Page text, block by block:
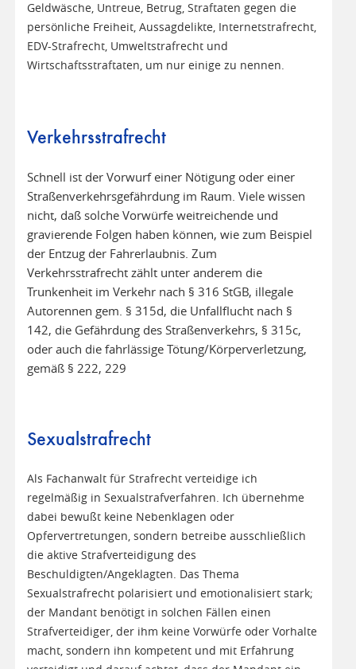
Geldwäsche, Untreue, Betrug, Straftaten gegen die
persönliche Freiheit, Aussagdelikte, Internetstrafrecht,
EDV-Strafrecht, Umweltstrafrecht und
Wirtschaftsstraftaten, um nur einige zu nennen.
Verkehrsstrafrecht
Schnell ist der Vorwurf einer Nötigung oder einer
Straßenverkehrsgefährdung im Raum. Viele wissen
nicht, daß solche Vorwürfe weitreichende und
gravierende Folgen haben können, wie zum Beispiel
der Entzug der Fahrerlaubnis. Zum
Verkehrsstrafrecht zählt unter anderem die
Trunkenheit im Verkehr nach § 316 StGB, illegale
Autorennen gem. § 315d, die Unfallflucht nach §
142, die Gefährdung des Straßenverkehrs, § 315c,
oder auch die fahrlässige Tötung/Körperverletzung,
gemäß § 222, 229
Sexualstrafrecht
Als Fachanwalt für Strafrecht verteidige ich
regelmäßig in Sexualstrafverfahren. Ich übernehme
dabei bewußt keine Nebenklagen oder
Opfervertretungen, sondern betreibe ausschließlich
die aktive Strafverteidigung des
Beschuldigten/Angeklagten. Das Thema
Sexualstrafrecht polarisiert und emotionalisiert stark;
der Mandant benötigt in solchen Fällen einen
Strafverteidiger, der ihm keine Vorwürfe oder Vorhalte
macht, sondern ihn kompetent und mit Erfahrung